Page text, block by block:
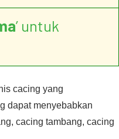
’ untuk
cacing yang
dapat menyebabkan
cacing tambang, cacing